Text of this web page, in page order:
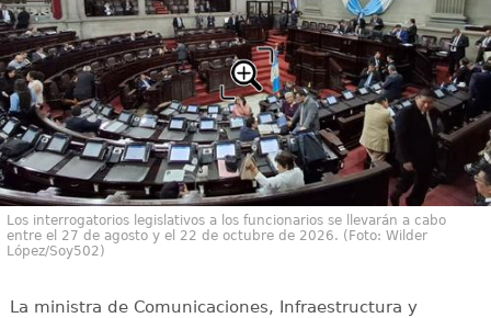
Los interrogatorios legislativos a los funcionarios se llevarán a cabo
entre el 27 de agosto y el 22 de octubre de 2026. (Foto: Wilder
López/Soy502)
La ministra de Comunicaciones, Infraestructura y